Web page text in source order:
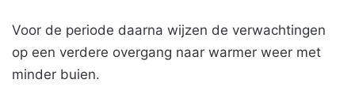
Voor de periode daarna wijzen de verwachtingen
op een verdere overgang naar warmer weer met
minder buien.